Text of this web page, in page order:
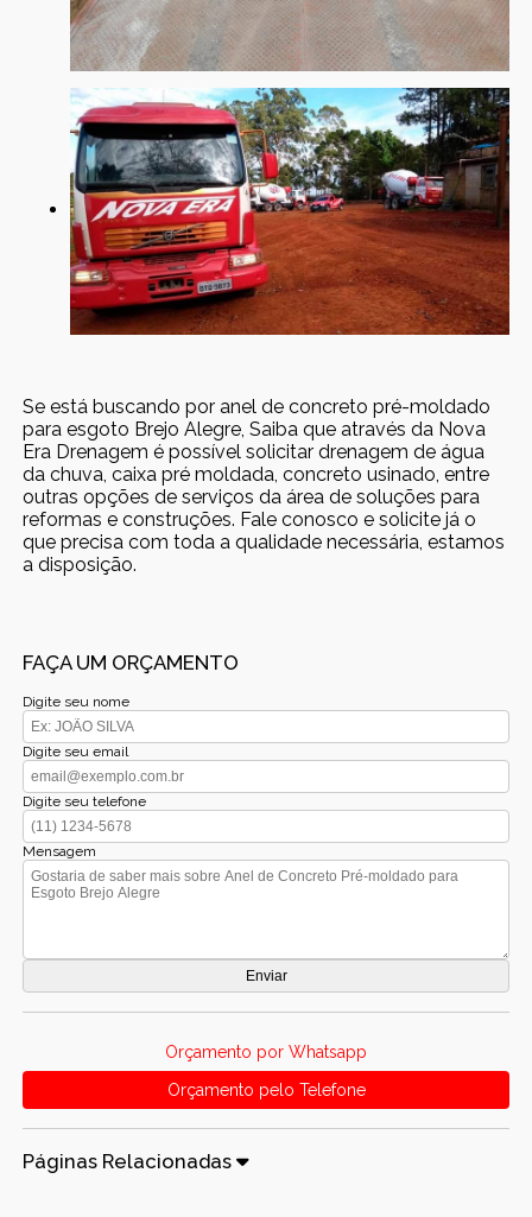
Se está buscando por anel de concreto pré-moldado
para esgoto Brejo Alegre, Saiba que através da Nova
Era Drenagem é possível solicitar drenagem de água
da chuva, caixa pré moldada, concreto usinado, entre
outras opções de serviços da área de soluções para
reformas e construções. Fale conosco e solicite já o
que precisa com toda a qualidade necessária, estamos
a disposição.
FAÇA UM ORÇAMENTO
Digite seu nome
Digite seu email
Digite seu telefone
Mensagem
Orçamento por Whatsapp
Orçamento pelo Telefone
Páginas Relacionadas